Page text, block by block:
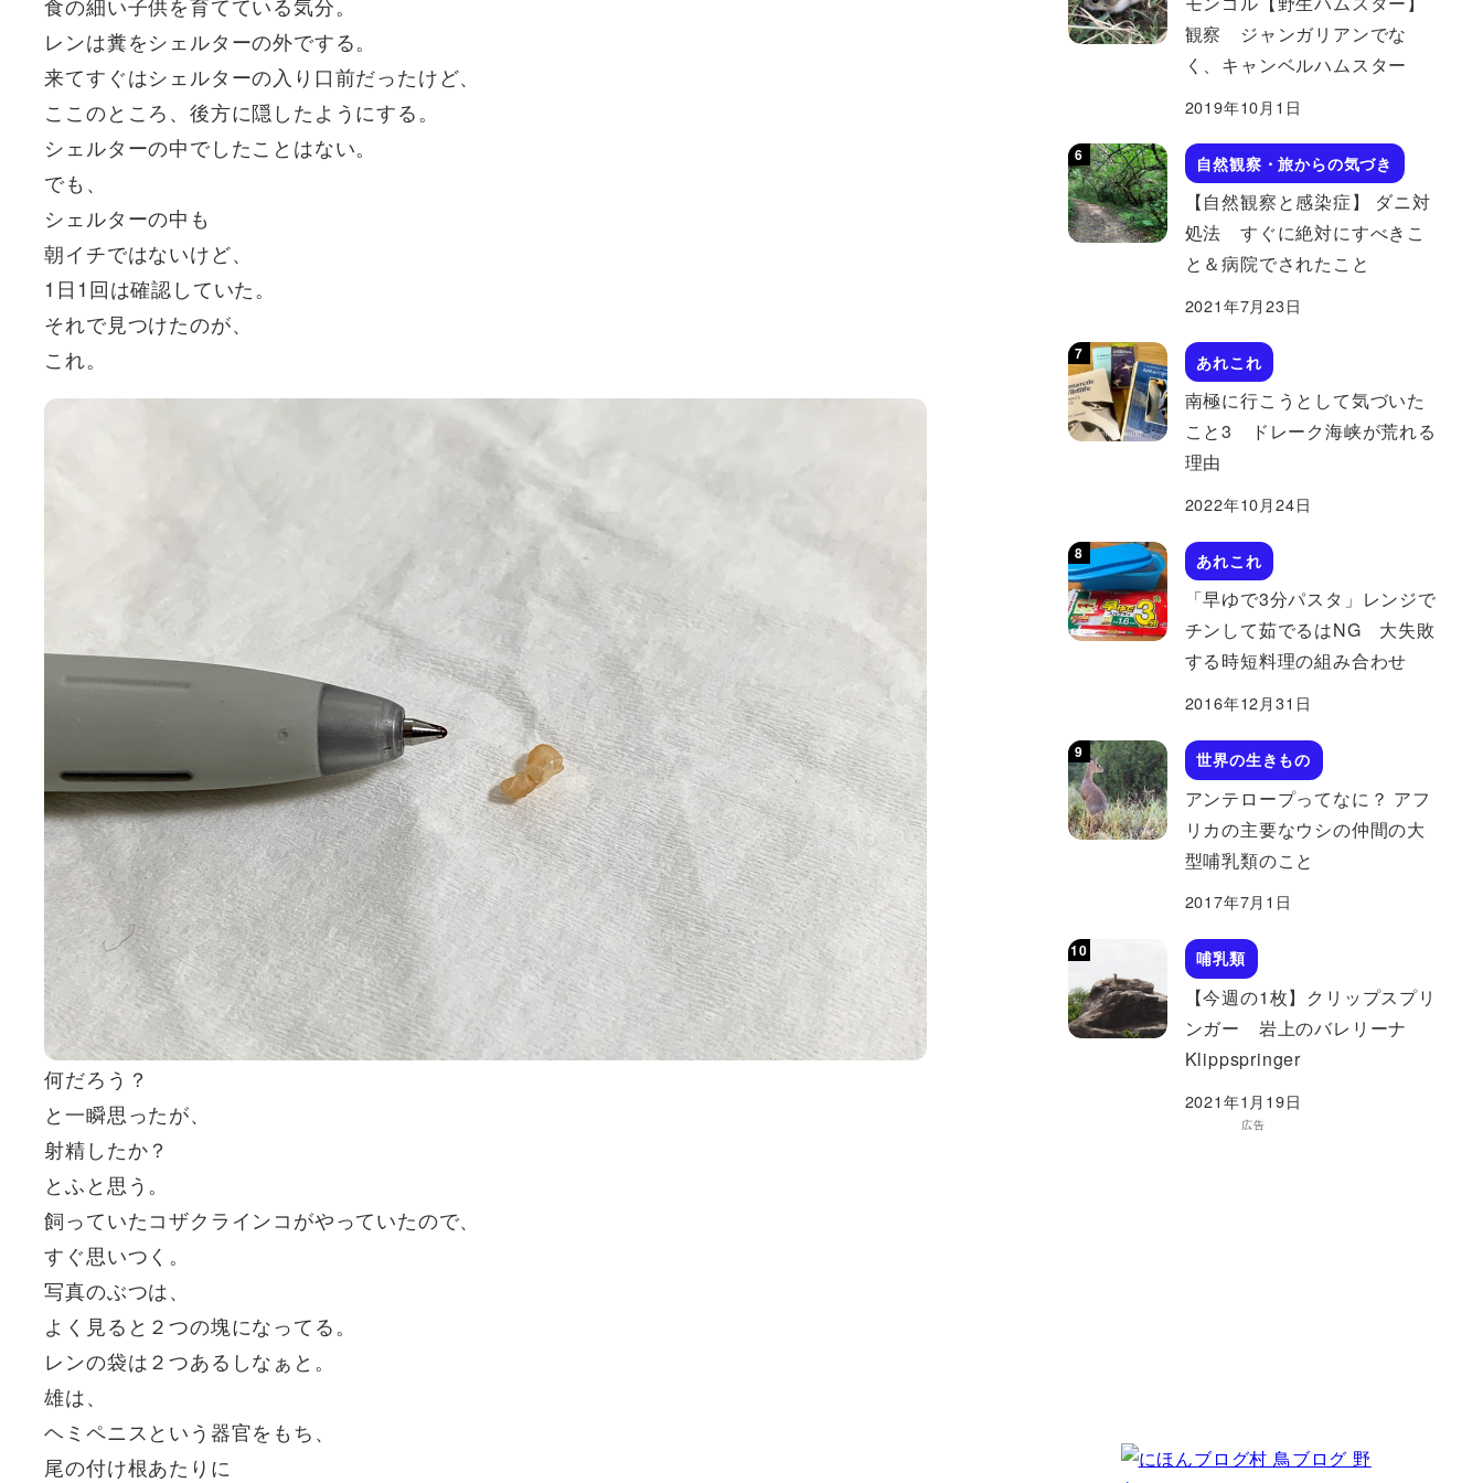
食の細い子供を育てている気分。
レンは糞をシェルターの外でする。
来てすぐはシェルターの入り口前だったけど、
ここのところ、後方に隠したようにする。
シェルターの中でしたことはない。
でも、
シェルターの中も
朝イチではないけど、
1日1回は確認していた。
それで見つけたのが、
これ。
何だろう？
と一瞬思ったが、
射精したか？
とふと思う。
飼っていたコザクラインコがやっていたので、
すぐ思いつく。
写真のぶつは、
よく見ると２つの塊になってる。
レンの袋は２つあるしなぁと。
雄は、
ヘミペニスという器官をもち、
尾の付け根あたりに
観察 ジャンガリアンでな
く、キャンベルハムスター
2019年10月1日
自然観察・旅からの気づき
【自然観察と感染症】 ダニ対
処法 すぐに絶対にすべきこ
と＆病院でされたこと
2021年7月23日
あれこれ
南極に行こうとして気づいた
こと3 ドレーク海峡が荒れる
理由
2022年10月24日
あれこれ
「早ゆで3分パスタ」レンジで
チンして茹でるはNG 大失敗
する時短料理の組み合わせ
2016年12月31日
世界の生きもの
アンテロープってなに？ アフ
リカの主要なウシの仲間の大
型哺乳類のこと
2017年7月1日
哺乳類
【今週の1枚】クリップスプリ
ンガー 岩上のバレリーナ
Klippspringer
2021年1月19日
広告